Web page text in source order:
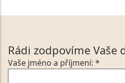
Rádi zodpovíme Vaše
Vaše jméno a příjmení: *